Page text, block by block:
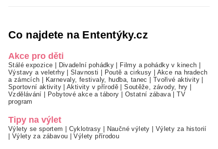
Co najdete na Ententýky.cz
Akce pro děti
Stálé expozice Divadelní pohádky Filmy a pohádky v kinech
Výstavy a veletrhy|Slavnosti Poutě a cirkusy
Akce na hradech
a zámcích
Karnevaly, festivaly, hudba, tanec Tvořivé aktivity
Sportovní aktivity|Aktivity v přírodě |Soutěže, závody, hry
Vzdělávání
Pobytové akce a tábory Ostatní zábava|TV
program
Tipy na výlet
Výlety se sportem Cyklotrasy Naučné výlety
Výlety za historií
Výlety za zábavou |Výlety přírodou